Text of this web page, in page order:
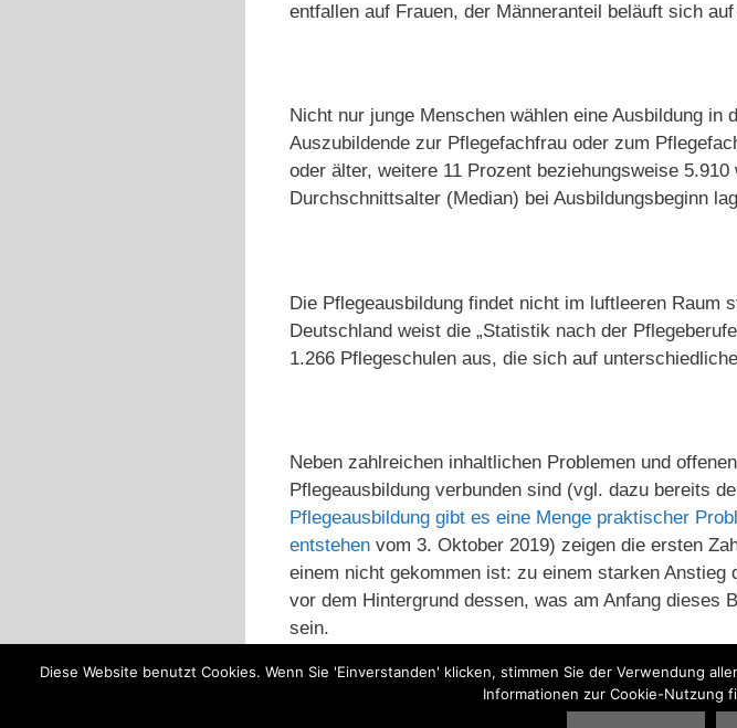
entfallen auf Frauen, der Männeranteil beläuft sich
Nicht nur junge Menschen wählen eine Ausbildung
Auszubildende zur Pflegefachfrau oder zum
oder älter, weitere 11 Prozent beziehungsweise
Durchschnittsalter (Median) bei Ausbildungsbeginn
Die Pflegeausbildung findet nicht im luftleeren Raum
Deutschland weist die „Statistik nach der
1.266 Pflegeschulen aus, die sich auf
Neben zahlreichen inhaltlichen Problemen und
Pflegeausbildung verbunden sind (vgl. dazu bereits
Pflegeausbildung gibt es eine Menge praktischer
entstehen vom 3. Oktober 2019) zeigen die ersten
einem nicht gekommen ist: zu einem starken
vor dem Hintergrund dessen, was am Anfang
sein.
Pflegeausbildung
Diese Website benutzt Cookies. Wenn Sie 'Einverstanden' klicken, stimmen Sie der Verwendung
Informationen zur Cookie-Nutzung